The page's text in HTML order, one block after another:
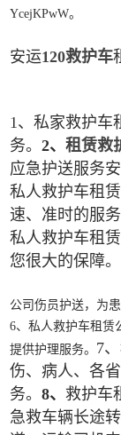
YcejKPwW。
安运120救护车
1、私家救护车
务。2、租赁救
应急护送服务
私人救护车租
速、准时的服
私人救护车租
您很大的保障。
公司伤员护送，为
6、私人救护车租赁
提供护理服务。 7
伤、病人、各
务。8、救护车
急救车辆长途